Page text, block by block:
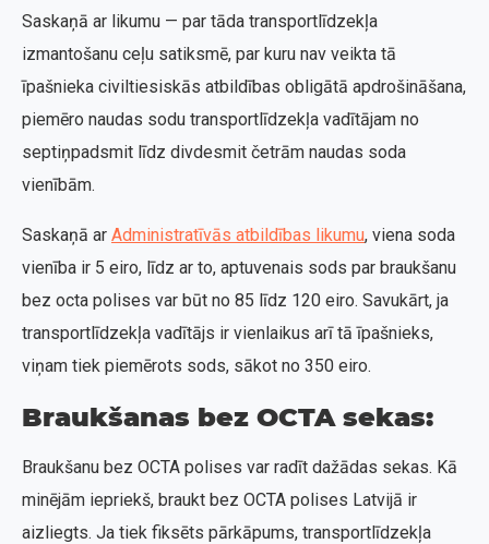
Saskaņā ar likumu — par tāda transportlīdzekļa
izmantošanu ceļu satiksmē, par kuru nav veikta tā
īpašnieka civiltiesiskās atbildības obligātā apdrošināšana,
piemēro naudas sodu transportlīdzekļa vadītājam no
septiņpadsmit līdz divdesmit četrām naudas soda
vienībām.
Saskaņā ar Administratīvās atbildības likumu, viena soda
vienība ir 5 eiro, līdz ar to, aptuvenais sods par braukšanu
bez octa polises var būt no 85 līdz 120 eiro. Savukārt, ja
transportlīdzekļa vadītājs ir vienlaikus arī tā īpašnieks,
viņam tiek piemērots sods, sākot no 350 eiro.
Braukšanas bez OCTA sekas:
Braukšanu bez OCTA polises var radīt dažādas sekas. Kā
minējām iepriekš, braukt bez OCTA polises Latvijā ir
aizliegts. Ja tiek fiksēts pārkāpums, transportlīdzekļa